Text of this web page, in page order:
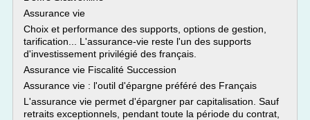
Assurance vie
Choix et performance des supports, options de gestion,
tarification... L'assurance-vie reste l'un des supports
d'investissement privilégié des français.
Assurance vie Fiscalité Succession
Assurance vie : l'outil d'épargne préféré des Français
L'assurance vie permet d'épargner par capitalisation. Sauf
retraits exceptionnels, pendant toute la période du contrat,